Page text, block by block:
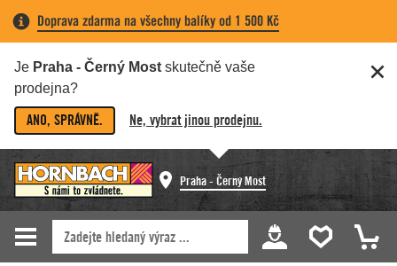
Doprava zdarma na všechny balíky od 1 500 Kč
Je Praha - Černý Most skutečně vaše
prodejna?
ANO, SPRÁVNĚ. Ne, vybrat jinou prodejnu.
Praha - Černý Most